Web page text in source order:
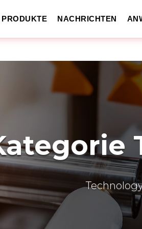
PRODUKTE NACHRICHTEN